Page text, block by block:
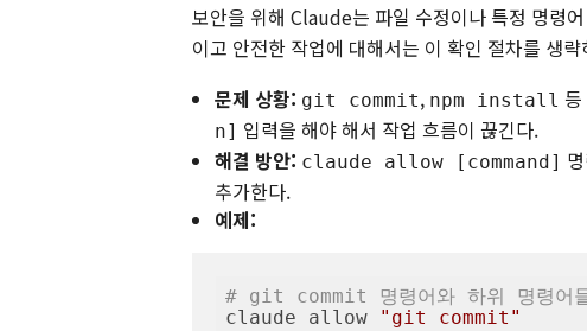
보안을 위해 Claude는 파일 수정이나 특정 명령
이고 안전한 작업에 대해서는 이 확인 절차를 생
문제 상황: git commit, npm install
n] 입력을 해야 해서 작업 흐름이 끊긴다.
해결 방안: claude allow [command]
추가한다.
예제:
# git commit 명령어와 하위 명령어
claude allow
"git commit"